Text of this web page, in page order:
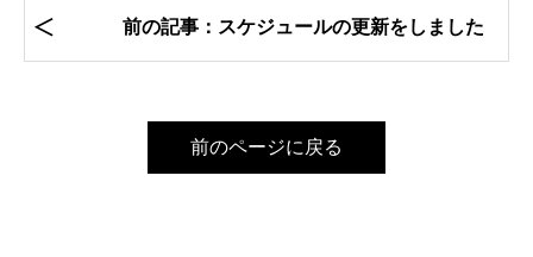
前の記事：スケジュールの更新をしました
前のページに戻る